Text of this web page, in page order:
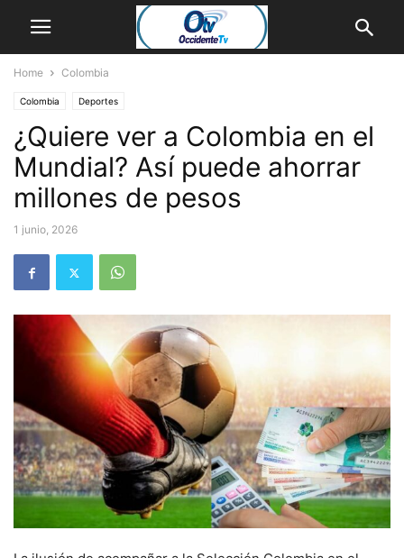
Home Colombia
Colombia Deportes
¿Quiere ver a Colombia en el
Mundial? Así puede ahorrar
millones de pesos
1 junio, 2026